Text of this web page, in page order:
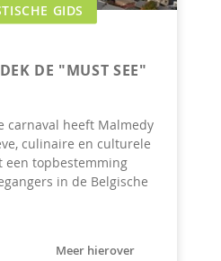
GIDS
DE "MUST SEE"
carnaval heeft Malmedy
culinaire en culturele
een topbestemming
in de Belgische
Meer hierover